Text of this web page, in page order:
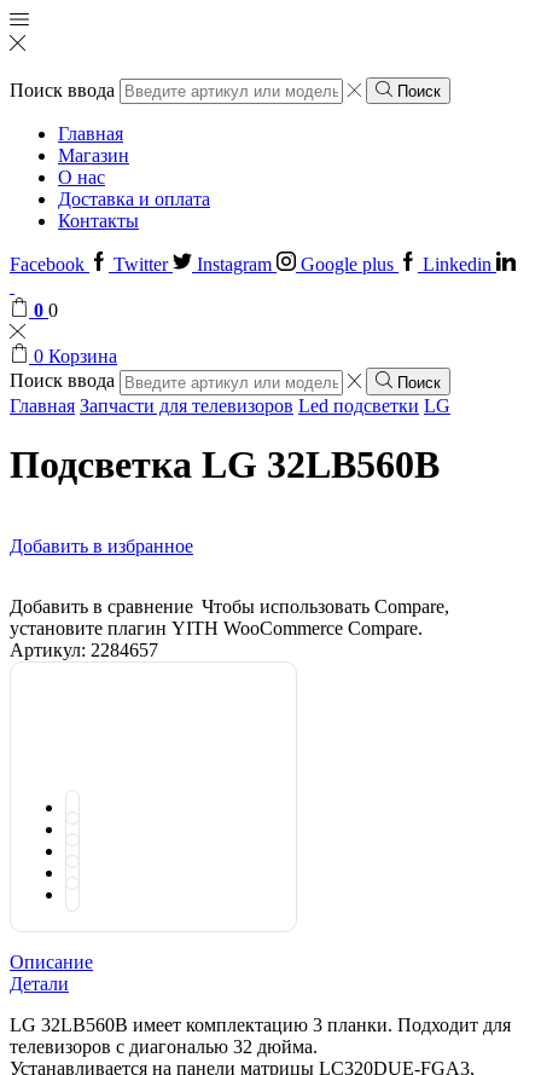
Поиск ввода Поиск
Главная
Магазин
О нас
Доставка и оплата
Контакты
Facebook Twitter Instagram Google plus Linkedin
0 0
0 Корзина
Поиск ввода
Поиск
Главная Запчасти для телевизоров Led подсветки LG
Подсветка LG 32LB560B
Добавить в избранное
Добавить в сравнение Чтобы использовать Compare,
установите плагин YITH WooCommerce Compare.
Артикул: 2284657
Описание
Детали
LG 32LB560B имеет комплектацию 3 планки. Подходит для
телевизоров с диагональю 32 дюйма.
Устанавливается на панели матрицы LC320DUE-FGA3,